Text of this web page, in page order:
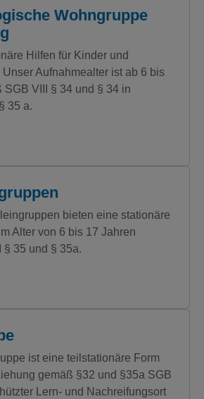
Wohngruppe
Hilfen für Kinder und
Aufnahmealter ist ab 6 bis
SGB VIII § 34 und § 34 in
35 a.
bieten eine stationäre
Alter von 6 bis 17 Jahren
§ 35 und § 35a.
ist eine teilstationäre Form
gemäß §32 und §35a SGB
Lern- und Nachreifungsort